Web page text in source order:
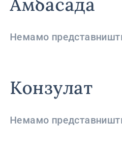
Немамо
Конзулат
Немамо